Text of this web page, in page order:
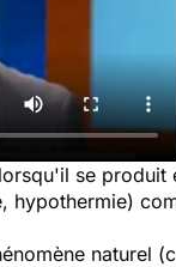
lorsqu'il se produit
naturel